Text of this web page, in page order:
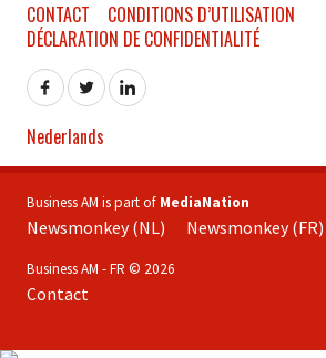
CONTACT
CONDITIONS D’UTILISATION
DÉCLARATION DE CONFIDENTIALITÉ
Nederlands
Business AM is part of MediaNation
Newsmonkey (NL) Newsmonkey (FR)
Business AM - FR © 2026
Contact